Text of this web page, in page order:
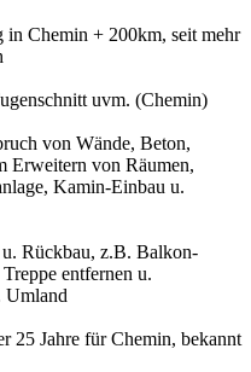
Chemin + 200km, seit mehr
uvm. (Chemin)
von Wände, Beton,
Erweitern von Räumen,
Kamin-Einbau u.
Rückbau, z.B. Balkon-
entfernen u.
Umland
25 Jahre für Chemin, bekannt